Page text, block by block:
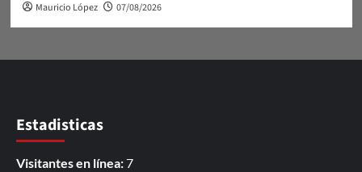
Mauricio López 07/08/2026
Estadisticas
Visitantes en línea:7